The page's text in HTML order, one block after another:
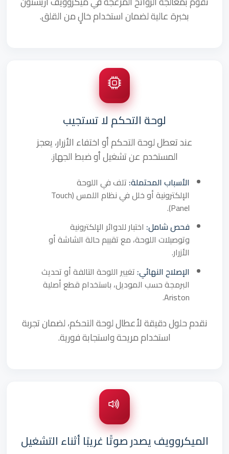
بخبرة عالية لضمان استخدام خالٍ من القلق.
لوحة التحكم لا تستجيب
عند تعطل لوحة التحكم أو اختفاء الأزرار، يعجز
المستخدم عن تشغيل أو ضبط الجهاز.
الأسباب المحتملة: تلف في اللوحة
الإلكترونية أو خلل في نظام اللمس (Touch
Panel).
فحص شامل: اختبار للدوائر الإلكترونية
وتوصيلات اللوحة، مع تقييم حالة الشاشة أو
الأزرار.
الإصلاح النهائي: تغيير اللوحة التالفة أو تحديث
البرمجة حسب الموديل، باستخدام قطع أصلية
Ariston.
نقدم حلول دقيقة لأعطال لوحة التحكم، لضمان تجربة
استخدام مريحة واستجابة فورية.
الميكروويف يصدر صوتًا غريبًا أثناء التشغيل